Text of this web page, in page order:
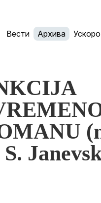
Вести Архива Ускоро